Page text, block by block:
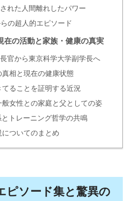
れた人間離れしたパワー
の超人的エピソード
在の活動と家族・健康の真実
官から東京科学大学副学長へ
相と現在の健康状態
ることを証明する近況
女性との家庭と父としての姿
トレーニング哲学の共鳴
ついてのまとめ
ピソード集と驚異の